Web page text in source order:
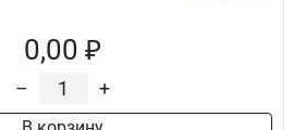
0,00 ₽
– +